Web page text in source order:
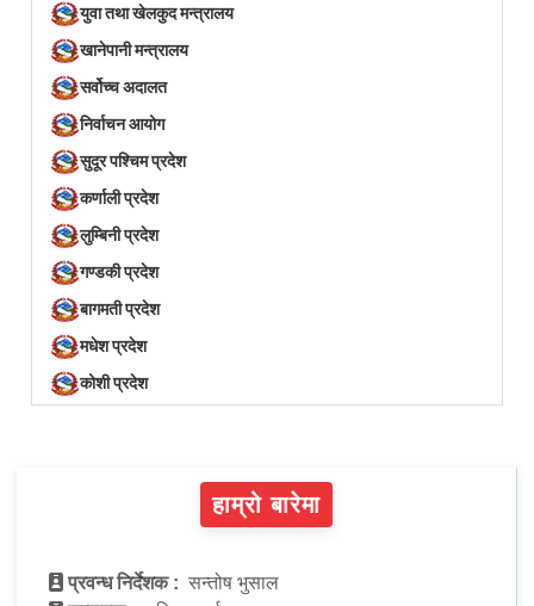
युवा तथा खेलकुद मन्त्रालय
खानेपानी मन्त्रालय
सर्वोच्च अदालत
निर्वाचन आयोग
सुदूर पश्चिम प्रदेश
कर्णाली प्रदेश
लुम्बिनी प्रदेश
गण्डकी प्रदेश
बागमती प्रदेश
मधेश प्रदेश
कोशी प्रदेश
हाम्रो बारेमा
प्रवन्ध निर्देशक : सन्तोष भुसाल